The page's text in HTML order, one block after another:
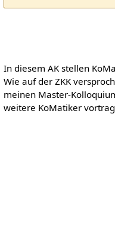
In diesem AK stellen
Wie auf der ZKK
meinen Master-
weitere KoMatiker